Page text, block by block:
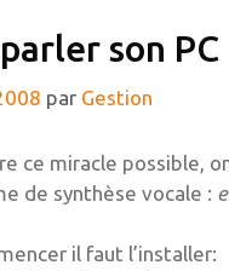
son PC
par Gestion
ce miracle possible,
de synthèse vocale :
il faut l’installer: